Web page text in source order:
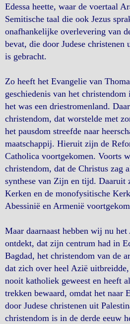
Edessa heette, waar de voertaal
Semitische taal die ook Jezus
onafhankelijke overlevering van
bevat, die door Judese christenen
is gebracht.
Zo heeft het Evangelie van
geschiedenis van het
het was een driestromenland.
christendom, dat worstelde met
het pausdom streefde naar
maatschappij. Hieruit zijn de
Catholica voortgekomen. Voorts
christendom, dat de Christus zag
synthese van Zijn en tijd. Daaruit
Kerken en de monofysitische
Abessinië en Armenië
Maar daarnaast hebben wij nu
ontdekt, dat zijn centrum had in
Bagdad, het christendom van de
dat zich over heel Azië
nooit katholiek geweest en heeft
trekken bewaard, omdat het naar
door Judese christenen uit
christendom is in de derde eeuw